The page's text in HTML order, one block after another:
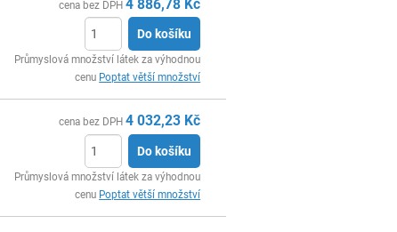
cena bez DPH 4 886,78 Kč
Do košíku
Průmyslová množství látek za výhodnou
cenu Poptat větší množství
cena bez DPH 4 032,23 Kč
Do košíku
Průmyslová množství látek za výhodnou
cenu Poptat větší množství